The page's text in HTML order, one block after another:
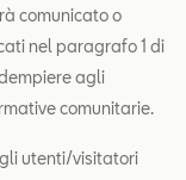
comunicato o
nel paragrafo 1 di
agli
comunitarie.
utenti/visitatori